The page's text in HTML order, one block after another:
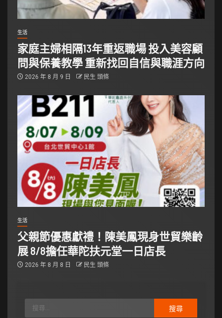
生活
家庭主婦相隔13年重返職場 投入美容顧
問與保養教學 重新找回自信與職涯方向
2026 年 8 月 9 日 民生 頭條
生活
父親節優惠獻禮！陳美鳳現身世貿樂齡
展 8/8擔任華陀扶元堂一日店長
2026 年 8 月 8 日 民生 頭條